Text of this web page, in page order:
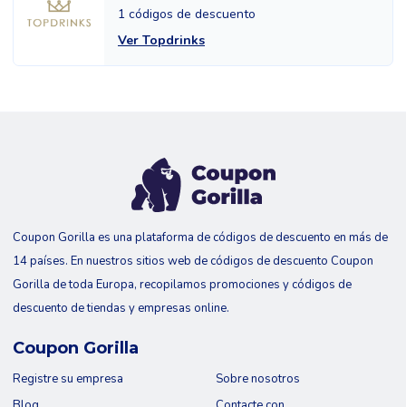
1 códigos de descuento
Ver Topdrinks
Coupon Gorilla es una plataforma de códigos de descuento en más de
14 países. En nuestros sitios web de códigos de descuento Coupon
Gorilla de toda Europa, recopilamos promociones y códigos de
descuento de tiendas y empresas online.
Coupon Gorilla
Registre su empresa
Sobre nosotros